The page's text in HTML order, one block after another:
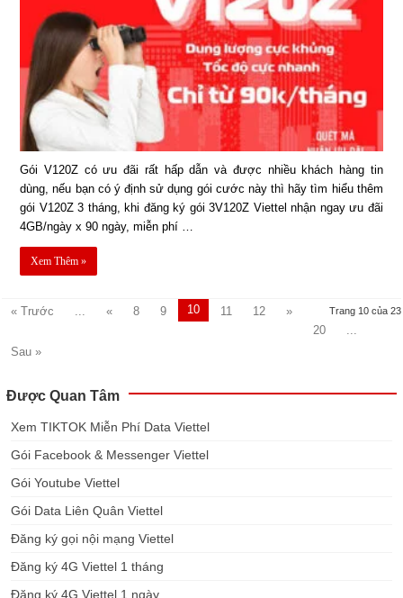
Gói V120Z có ưu đãi rất hấp dẫn và được nhiều khách hàng tin
dùng, nếu bạn có ý định sử dụng gói cước này thì hãy tìm hiểu thêm
gói V120Z 3 tháng, khi đăng ký gói 3V120Z Viettel nhận ngay ưu đãi
4GB/ngày x 90 ngày, miễn phí …
Xem Thêm »
Trang 10 của 23
« Trước « 8 9 10 11 12
»
20
Sau »
Được Quan Tâm
Xem TIKTOK Miễn Phí Data Viettel
Gói Facebook & Messenger Viettel
Gói Youtube Viettel
Gói Data Liên Quân Viettel
Đăng ký gọi nội mạng Viettel
Đăng ký 4G Viettel 1 tháng
Đăng ký 4G Viettel 1 ngày